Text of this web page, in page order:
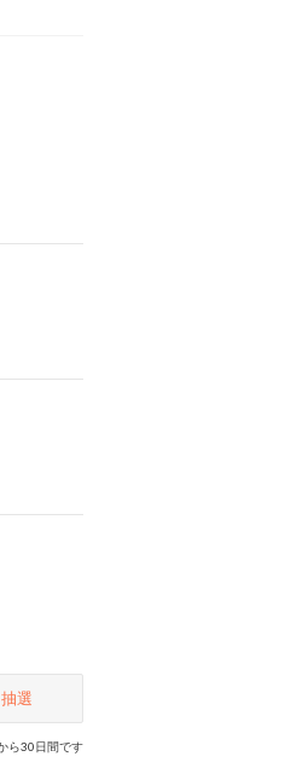
選
ら30日間です